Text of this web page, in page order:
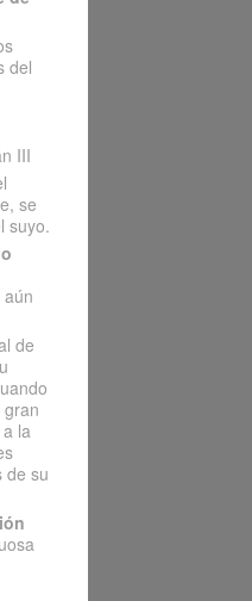
del
III
se
suyo.
de
la
de su